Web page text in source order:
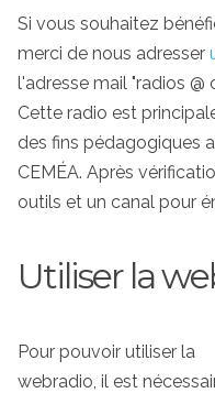
Si vous souhaitez
merci de nous adresser
l'adresse mail "radios @
Cette radio est
des fins pédagogiques
CEMÉA. Après
outils et un canal pour
Utiliser la
Pour pouvoir utiliser la
webradio, il est